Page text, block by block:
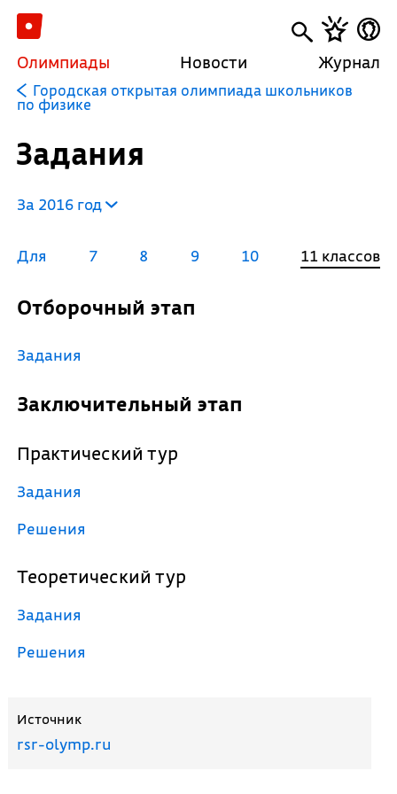
Олимпиады Новости Журнал
Городская открытая олимпиада школьников
по физике
Задания
За 2016 год
Для 7 8 9 10 11 классов
Отборочный этап
Задания
Заключительный этап
Практический тур
Задания
Решения
Теоретический тур
Задания
Решения
Источник
rsr-olymp.ru